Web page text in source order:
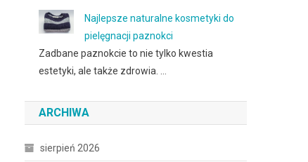
Najlepsze naturalne kosmetyki do
pielęgnacji paznokci
Zadbane paznokcie to nie tylko kwestia
estetyki, ale także zdrowia. …
ARCHIWA
sierpień 2026